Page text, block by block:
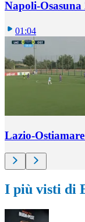
Napoli-
01:04
Lazio-
I più visti di